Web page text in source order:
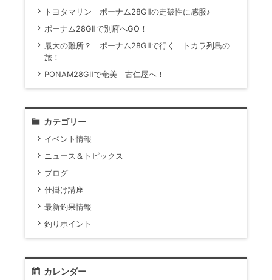
トヨタマリン ポーナム28GⅡの走破性に感服♪
ポーナム28GⅡで別府へGO！
最大の難所？ ポーナム28GⅡで行く トカラ列島の
旅！
PONAM28GⅡで奄美 古仁屋へ！
カテゴリー
イベント情報
ニュース＆トピックス
ブログ
仕掛け講座
最新釣果情報
釣りポイント
カレンダー